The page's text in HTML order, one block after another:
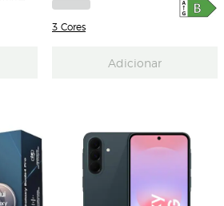
3 Cores
Adicionar